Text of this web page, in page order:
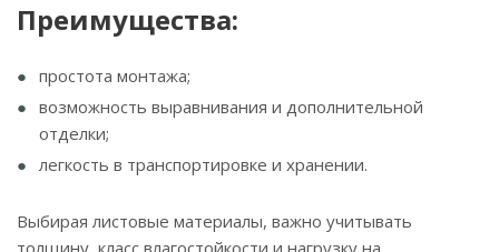
Преимущества:
простота монтажа;
возможность выравнивания и дополнительной
отделки;
легкость в транспортировке и хранении.
Выбирая листовые материалы, важно учитывать